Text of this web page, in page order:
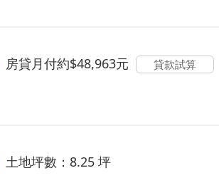
房貸月付約$48,963元 貸款試算
土地坪數：8.25 坪